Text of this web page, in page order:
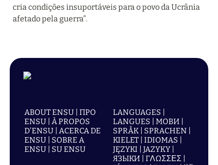
cria condições insuportáveis para o povo da Ucrânia
afetado pela guerra”.
ABOUT ENSU | ПРО
ENSU | À PROPOS
D'ENSU | ACERCA DE
ENSU | SOBRE A
ENSU | SU ENSU
LANGUAGES |
LANGUES | МОВИ |
SPRÅK | SPRACHEN |
KIELET | IDIOMAS |
JĘZYKI | JAZYKY |
ЯЗЫКИ | ΓΛΩΣΣΕΣ |